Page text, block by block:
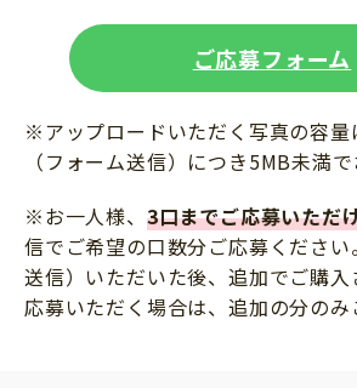
ご応募フォーム
※アップロードいただく写真の容量
（フォーム送信）につき5MB未満で
※お一人様、 3口までご応募いただ
信でご希望の口数分ご応募くださ
送信）いただいた後、追加でご購
応募いただく場合は、追加の分のみ